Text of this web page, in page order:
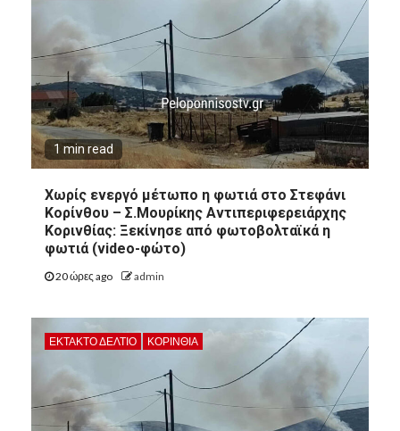
1 min read
Χωρίς ενεργό μέτωπο η φωτιά στο Στεφάνι
Κορίνθου – Σ.Μουρίκης Αντιπεριφερειάρχης
Κορινθίας: Ξεκίνησε από φωτοβολταϊκά η
φωτιά (video-φώτο)
20 ώρες ago admin
ΕΚΤΑΚΤΟ ΔΕΛΤΙΟ ΚΟΡΙΝΘΊΑ